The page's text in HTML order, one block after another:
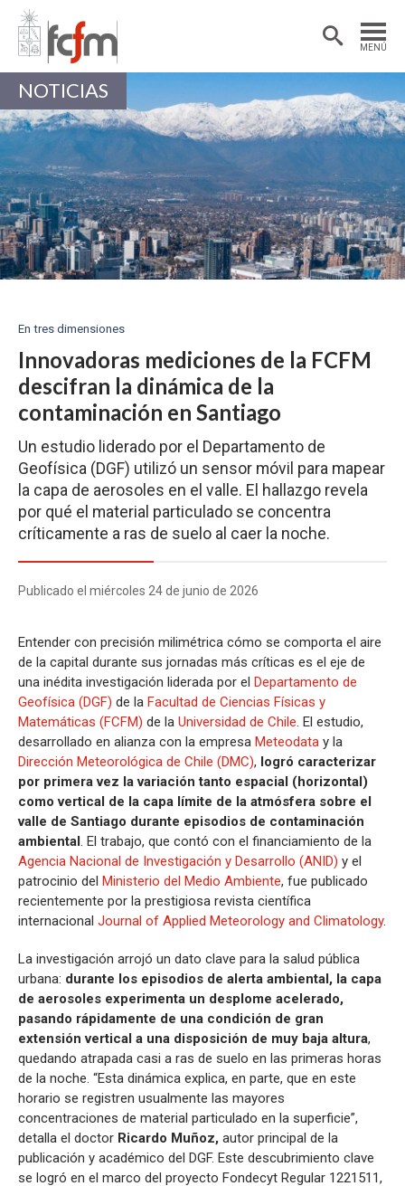
MENÚ
Estudiantes
Académicas/os
NOTICIAS
En tres dimensiones
Innovadoras mediciones de la FCFM
descifran la dinámica de la
contaminación en Santiago
Un estudio liderado por el Departamento de
Geofísica (DGF) utilizó un sensor móvil para mapear
la capa de aerosoles en el valle. El hallazgo revela
por qué el material particulado se concentra
críticamente a ras de suelo al caer la noche.
Publicado el miércoles 24 de junio de 2026
Entender con precisión milimétrica cómo se comporta el aire
de la capital durante sus jornadas más críticas es el eje de
una inédita investigación liderada por el Departamento de
Geofísica (DGF) de la Facultad de Ciencias Físicas y
Matemáticas (FCFM) de la Universidad de Chile. El estudio,
desarrollado en alianza con la empresa Meteodata y la
Dirección Meteorológica de Chile (DMC), logró caracterizar
por primera vez la variación tanto espacial (horizontal)
como vertical de la capa límite de la atmósfera sobre el
valle de Santiago durante episodios de contaminación
ambiental. El trabajo, que contó con el financiamiento de la
Agencia Nacional de Investigación y Desarrollo (ANID) y el
patrocinio del Ministerio del Medio Ambiente, fue publicado
recientemente por la prestigiosa revista científica
internacional Journal of Applied Meteorology and Climatology.
La investigación arrojó un dato clave para la salud pública
urbana: durante los episodios de alerta ambiental, la capa
de aerosoles experimenta un desplome acelerado,
pasando rápidamente de una condición de gran
extensión vertical a una disposición de muy baja altura,
quedando atrapada casi a ras de suelo en las primeras horas
de la noche. “Esta dinámica explica, en parte, que en este
horario se registren usualmente las mayores
concentraciones de material particulado en la superficie”,
detalla el doctor Ricardo Muñoz, autor principal de la
publicación y académico del DGF. Este descubrimiento clave
se logró en el marco del proyecto Fondecyt Regular 1221511,